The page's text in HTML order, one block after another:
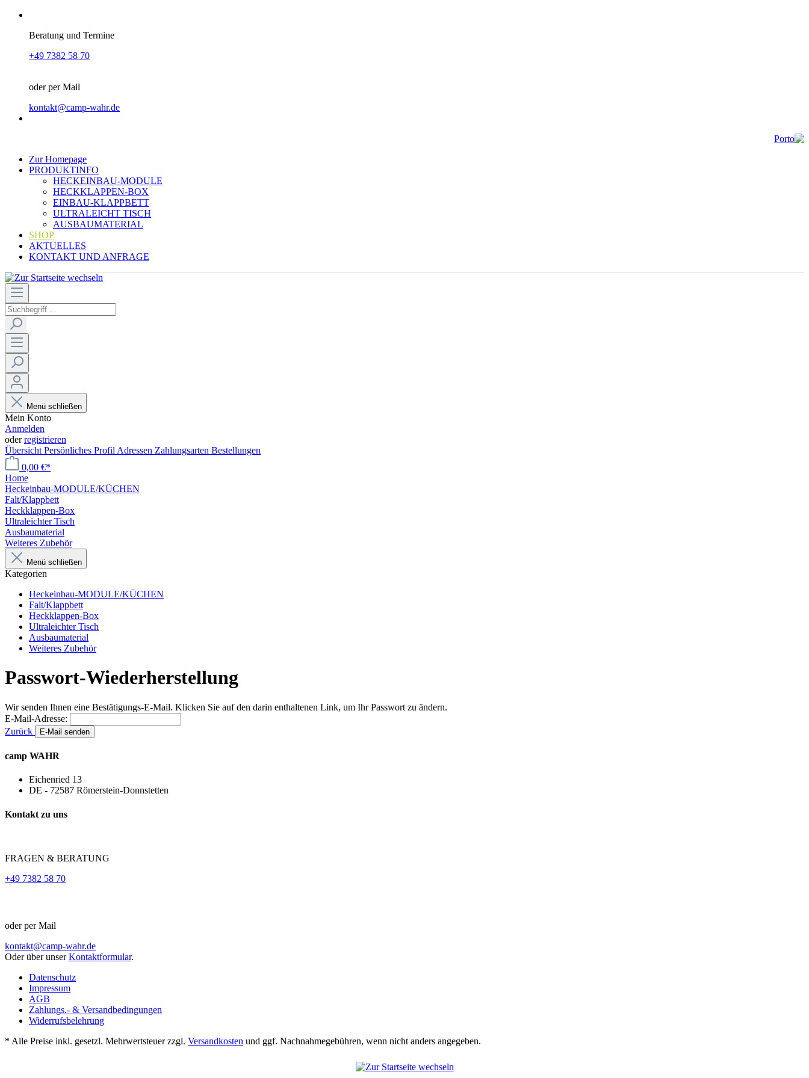
Beratung und Termine
+49 7382 58 70
oder per Mail
kontakt@camp-wahr.de
Zur Homepage
PRODUKTINFO
HECKEINBAU-MODULE
HECKKLAPPEN-BOX
EINBAU-KLAPPBETT
ULTRALEICHT TISCH
AUSBAUMATERIAL
SHOP
AKTUELLES
KONTAKT UND ANFRAGE
Menü schließen
Mein Konto
Anmelden
oderregistrieren
Übersicht Persönliches Profil Adressen Zahlungsarten Bestellungen
0,00 €*
Home
Heckeinbau-MODULE/KÜCHEN
Falt/Klappbett
Heckklappen-Box
Ultraleichter Tisch
Ausbaumaterial
Weiteres Zubehör
Menü schließen
Kategorien
Heckeinbau-MODULE/KÜCHEN
Falt/Klappbett
Heckklappen-Box
Ultraleichter Tisch
Ausbaumaterial
Weiteres Zubehör
Passwort-Wiederherstellung
Wir senden Ihnen eine Bestätigungs-E-Mail. Klicken Sie auf den darin enthaltenen Link, um Ihr Passwort zu ändern.
E-Mail-Adresse:
Zurück
E-Mail senden
camp WAHR
Eichenried 13
DE - 72587 Römerstein-Donnstetten
Kontakt zu uns
FRAGEN & BERATUNG
+49 7382 58 70
oder per Mail
kontakt@camp-wahr.de
Oder über unserKontaktformular.
Datenschutz
Impressum
AGB
Zahlungs.- & Versandbedingungen
Widerrufsbelehrung
* Alle Preise inkl. gesetzl. Mehrwertsteuer zzgl. Versandkosten und ggf. Nachnahmegebühren, wenn nicht anders angegeben.